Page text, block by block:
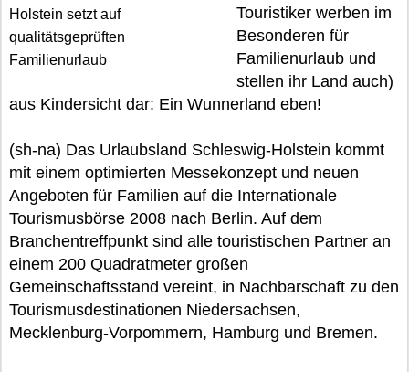
Holstein setzt auf
qualitätsgeprüften
Familienurlaub
Touristiker werben im
Besonderen für
Familienurlaub und
stellen ihr Land auch)
aus Kindersicht dar: Ein Wunnerland eben!
(sh-na) Das Urlaubsland Schleswig-Holstein kommt
mit einem optimierten Messekonzept und neuen
Angeboten für Familien auf die Internationale
Tourismusbörse 2008 nach Berlin. Auf dem
Branchentreffpunkt sind alle touristischen Partner an
einem 200 Quadratmeter großen
Gemeinschaftsstand vereint, in Nachbarschaft zu den
Tourismusdestinationen Niedersachsen,
Mecklenburg-Vorpommern, Hamburg und Bremen.